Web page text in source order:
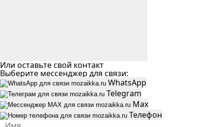
Или оставьте свой контакт
Выберите мессенджер для связи:
WhatsApp
Telegram
Max
Телефон